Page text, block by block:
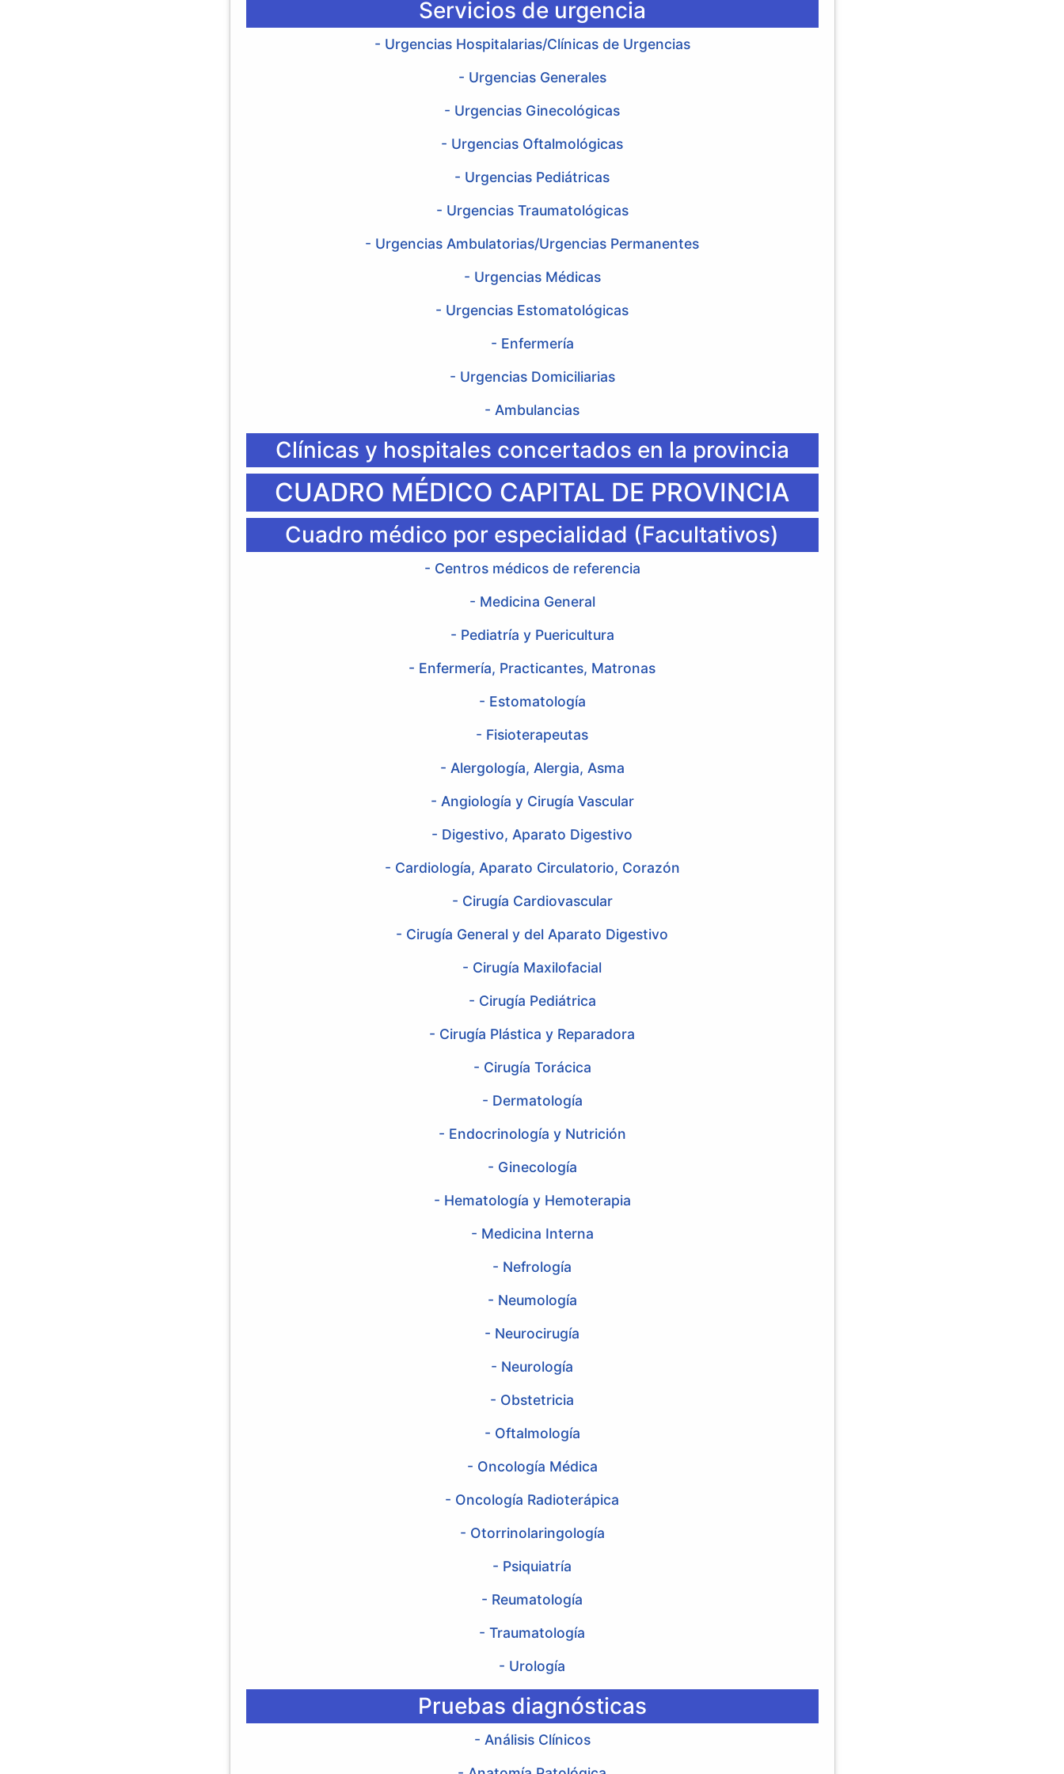
Servicios de urgencia
- Urgencias Hospitalarias/Clínicas de Urgencias
- Urgencias Generales
- Urgencias Ginecológicas
- Urgencias Oftalmológicas
- Urgencias Pediátricas
- Urgencias Traumatológicas
- Urgencias Ambulatorias/Urgencias Permanentes
- Urgencias Médicas
- Urgencias Estomatológicas
- Enfermería
- Urgencias Domiciliarias
- Ambulancias
Clínicas y hospitales concertados en la provincia
CUADRO MÉDICO CAPITAL DE PROVINCIA
Cuadro médico por especialidad (Facultativos)
- Centros médicos de referencia
- Medicina General
- Pediatría y Puericultura
- Enfermería, Practicantes, Matronas
- Estomatología
- Fisioterapeutas
- Alergología, Alergia, Asma
- Angiología y Cirugía Vascular
- Digestivo, Aparato Digestivo
- Cardiología, Aparato Circulatorio, Corazón
- Cirugía Cardiovascular
- Cirugía General y del Aparato Digestivo
- Cirugía Maxilofacial
- Cirugía Pediátrica
- Cirugía Plástica y Reparadora
- Cirugía Torácica
- Dermatología
- Endocrinología y Nutrición
- Ginecología
- Hematología y Hemoterapia
- Medicina Interna
- Nefrología
- Neumología
- Neurocirugía
- Neurología
- Obstetricia
- Oftalmología
- Oncología Médica
- Oncología Radioterápica
- Otorrinolaringología
- Psiquiatría
- Reumatología
- Traumatología
- Urología
Pruebas diagnósticas
- Análisis Clínicos